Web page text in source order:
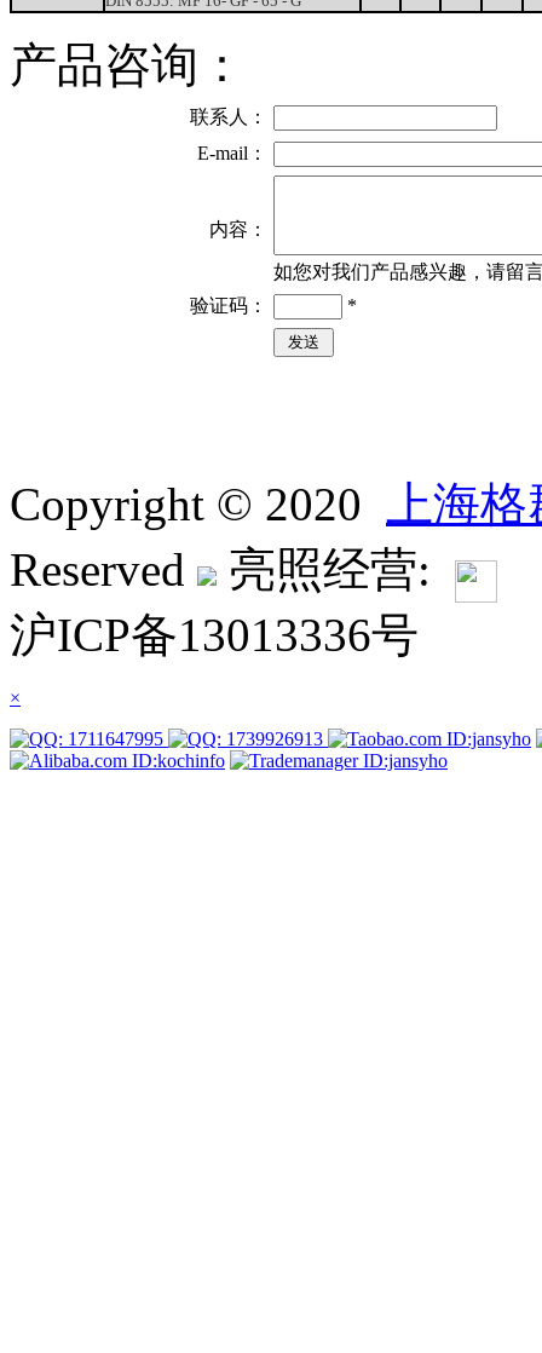
产品咨询：
联系人：
E-mail：
内容：
如您对我们产品感兴趣，请留
验证码：
*
Copyright © 2020
上海
Reserved
亮照经营:
沪ICP备13013336号
×